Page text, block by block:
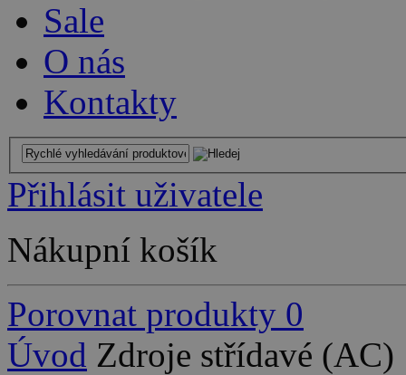
Sale
O nás
Kontakty
Přihlásit uživatele
Nákupní košík
Porovnat produkty 0
Úvod Zdroje střídavé (AC)